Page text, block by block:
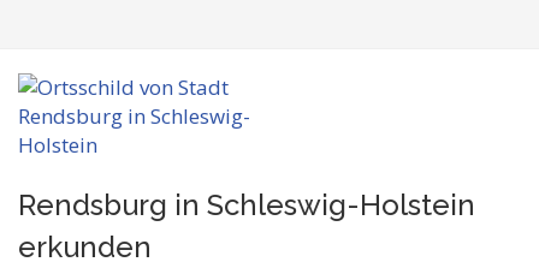
Rendsburg in Schleswig-Holstein
erkunden